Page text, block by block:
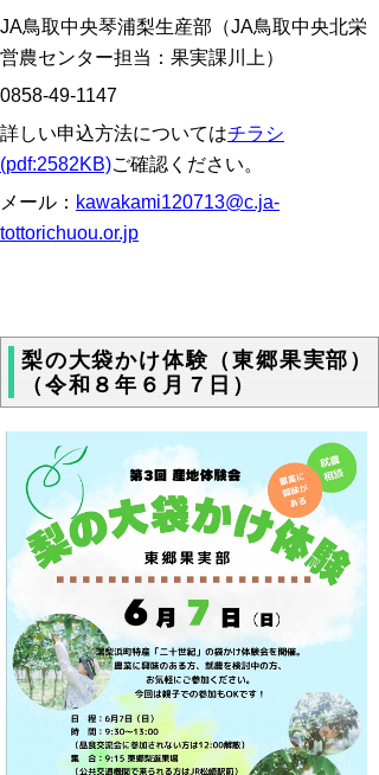
JA鳥取中央琴浦梨生産部（JA鳥取中央北栄
営農センター担当：果実課川上）
0858-49-1147
詳しい申込方法についてはチラシ
(pdf:2582KB)ご確認ください。
メール： kawakami120713@c.ja-
tottorichuou.or.jp
梨の大袋かけ体験（東郷果実部）
（令和８年６月７日）